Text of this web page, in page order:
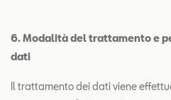
6. Modalità del trattamento e
dati
Il trattamento dei dati viene